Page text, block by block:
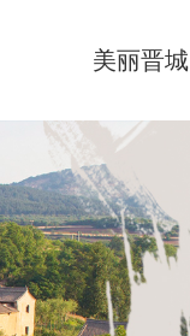
美丽晋城